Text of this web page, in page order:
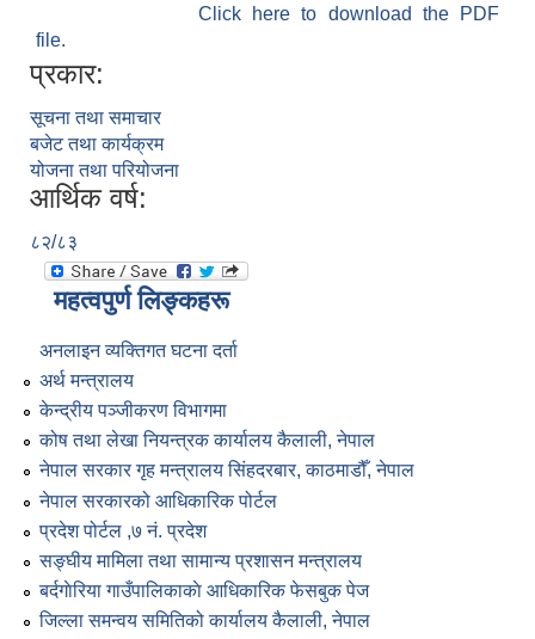
Click here to download the PDF
file.
प्रकार:
सूचना तथा समाचार
बजेट तथा कार्यक्रम
योजना तथा परियोजना
आर्थिक वर्ष:
८२/८३
महत्वपुर्ण लिङ्कहरू
अनलाइन व्यक्तिगत घटना दर्ता
अर्थ मन्त्रालय
केन्द्रीय पञ्जीकरण विभागमा
कोष तथा लेखा नियन्त्रक कार्यालय कैलाली, नेपाल
नेपाल सरकार गृह मन्त्रालय सिंहदरबार, काठमाडौँ, नेपाल
नेपाल सरकारको आधिकारिक पोर्टल
प्रदेश पोर्टल ,७ नं. प्रदेश
सङ्घीय मामिला तथा सामान्य प्रशासन मन्त्रालय
बर्दगाेरिया गाउँपालिकाकाे आधिकारिक फेसबुक पेज
जिल्ला समन्वय समितिको कार्यालय कैलाली, नेपाल